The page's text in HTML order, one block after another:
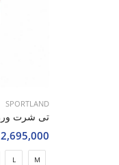
SPORTLAND
2,695,000 تومان
M
L